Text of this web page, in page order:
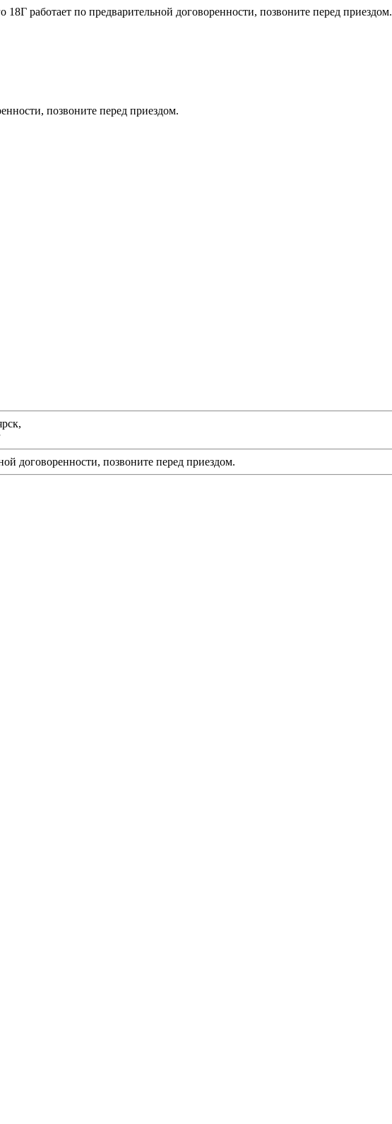
работает по предварительной договоренности, позвоните перед приездом.
позвоните перед приездом.
договоренности, позвоните перед приездом.